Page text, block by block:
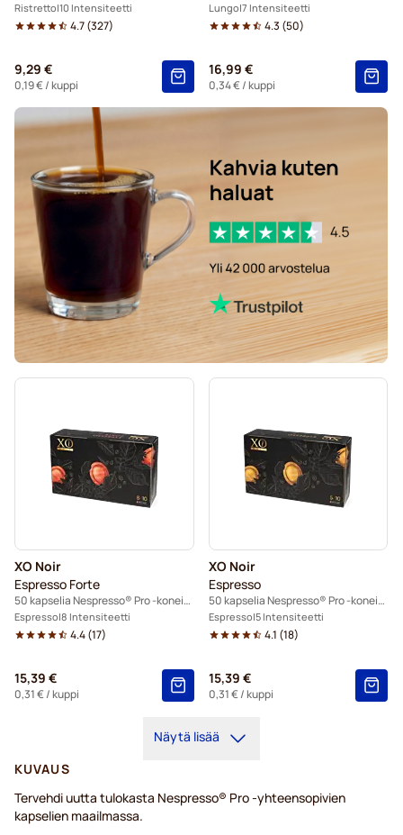
Ristretto 10 Intensiteetti
4.7(327)
9,29 €
0,19 €/ kuppi
Lungo 7 Intensiteetti
4.3 (50)
16,99 €
0,34 €/ kuppi
XO Noir
Espresso Forte
50 kapselia Nespresso® Pro -koneisiin
Espresso 8 Intensiteetti
4.4(17)
15,39 €
0,31 €/ kuppi
XO Noir
Espresso
50 kapselia Nespresso® Pro -koneisiin
Espresso 5 Intensiteetti
4.1 (18)
15,39 €
0,31 €/ kuppi
Näytä lisää
KUVAUS
Tervehdi uutta tulokasta Nespresso® Pro -yhteensopivien
kapselien maailmassa.